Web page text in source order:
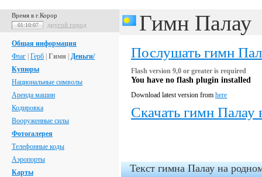
Время в г.Корор
01:10:08 другой город
Общая информация
Флаг Герб Гимн Деньги/
Купюры
Национальные символы
Аренда машин
Кодировка
Вооруженные силы
Фотогалерея
Телефонные коды
Аэропорты
Карты
Гимн Палау
Послушать гимн
Flash version 9,0 or greater is required
You have no flash plugin installed
Download latest version from here
Скачать гимн Палау
Текст гимна Палау на